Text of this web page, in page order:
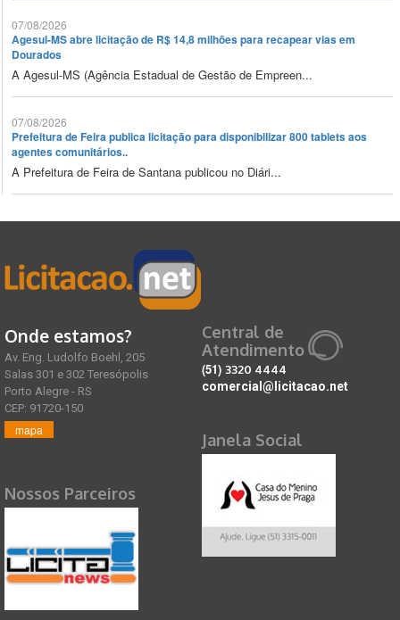
07/08/2026
Agesul-MS abre licitação de R$ 14,8 milhões para recapear vias em
Dourados
A Agesul-MS (Agência Estadual de Gestão de Empreen...
07/08/2026
Prefeitura de Feira publica licitação para disponibilizar 800 tablets aos
agentes comunitários..
A Prefeitura de Feira de Santana publicou no Diári...
Onde estamos?
Av. Eng. Ludolfo Boehl, 205
Salas 301 e 302 Teresópolis
Porto Alegre - RS
CEP: 91720-150
mapa
Nossos Parceiros
Central de
Atendimento
(51) 3320 4444
comercial@licitacao.net
Janela Social